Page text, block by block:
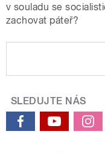
v souladu se
zachovat páteř?
SLEDUJTE NÁS